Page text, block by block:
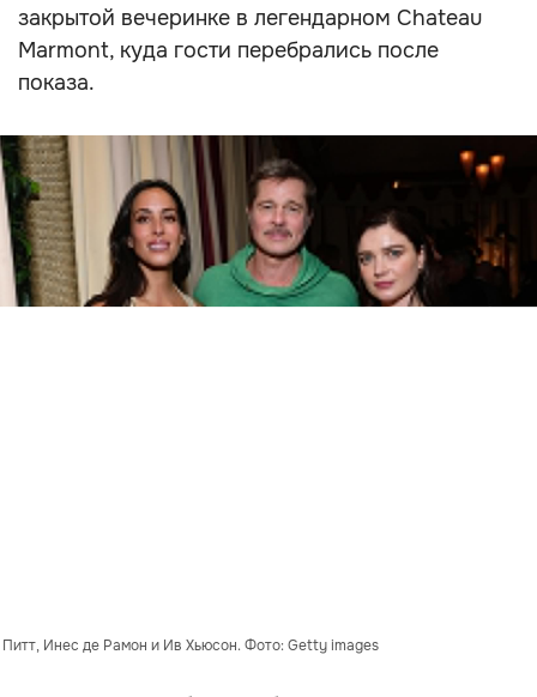
закрытой вечеринке в легендарном Chateau
Marmont, куда гости перебрались после
показа.
Инес де Рамон и Ив Хьюсон. Фото: Getty images